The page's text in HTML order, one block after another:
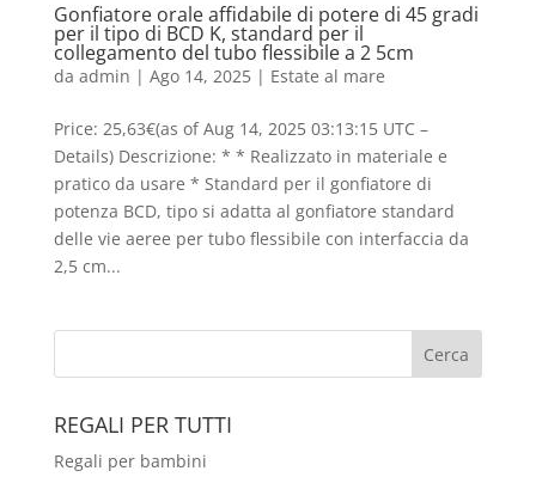
Gonfiatore orale affidabile di potere di 45 gradi
per il tipo di BCD K, standard per il
collegamento del tubo flessibile a 2 5cm
da admin | Ago 14, 2025| Estate al mare
Price: 25,63€(as of Aug 14, 2025 03:13:15 UTC –
Details) Descrizione: * * Realizzato in materiale e
pratico da usare * Standard per il gonfiatore di
potenza BCD, tipo si adatta al gonfiatore standard
delle vie aeree per tubo flessibile con interfaccia da
2,5 cm...
REGALI PER TUTTI
Regali per bambini